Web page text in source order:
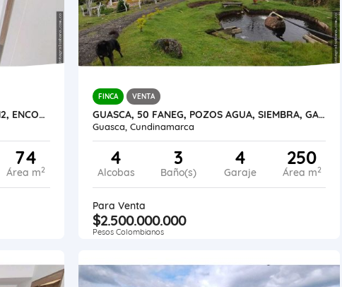
ZIPAQUIRÁ, HACIENDA SAN JOSE, 74 M2, ENCORTINADO, GARAJE CUBIERTO
74
Área m2
FINCA VENTA
GUASCA, 50 FANEG, POZOS AGUA, SIEMBRA, GANADERÍA, ALTO DE LA CUCHILLA
Guasca, Cundinamarca
4
Alcobas
3
Baño(s)
4
Garaje
250
Área m2
Para Venta
$2.500.000.000
Pesos Colombianos